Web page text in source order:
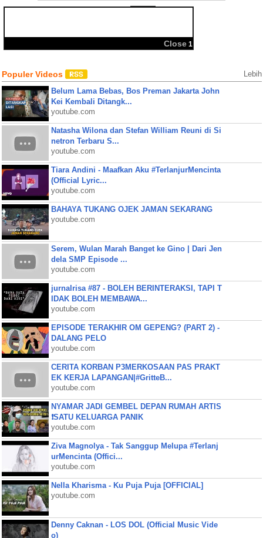
Close 1
BBM
Populer Videos Lebih
Belum Lama Bebas, Bos Preman Jakarta John
Kei Kembali Ditangk...
youtube.com
Natasha Wilona dan Stefan William Reuni di Si
netron Terbaru S...
youtube.com
Tiara Andini - Maafkan Aku #TerlanjurMencinta
(Official Lyric...
youtube.com
BAHAYA TUKANG OJEK JAMAN SEKARANG
youtube.com
Serem, Wulan Marah Banget ke Gino | Dari Jen
dela SMP Episode ...
youtube.com
jurnalrisa #87 - BOLEH BERINTERAKSI, TAPI T
IDAK BOLEH MEMBAWA...
youtube.com
EPISODE TERAKHIR OM GEPENG? (PART 2) -
DALANG PELO
youtube.com
CERITA KORBAN P3MERKOSAAN PAS PRAKT
EK KERJA LAPANGAN|#GritteB...
youtube.com
NYAMAR JADI GEMBEL DEPAN RUMAH ARTIS
❗SATU KELUARGA PANIK
youtube.com
Ziva Magnolya - Tak Sanggup Melupa #Terlanj
urMencinta (Offici...
youtube.com
Nella Kharisma - Ku Puja Puja [OFFICIAL]
youtube.com
Denny Caknan - LOS DOL (Official Music Vide
o)